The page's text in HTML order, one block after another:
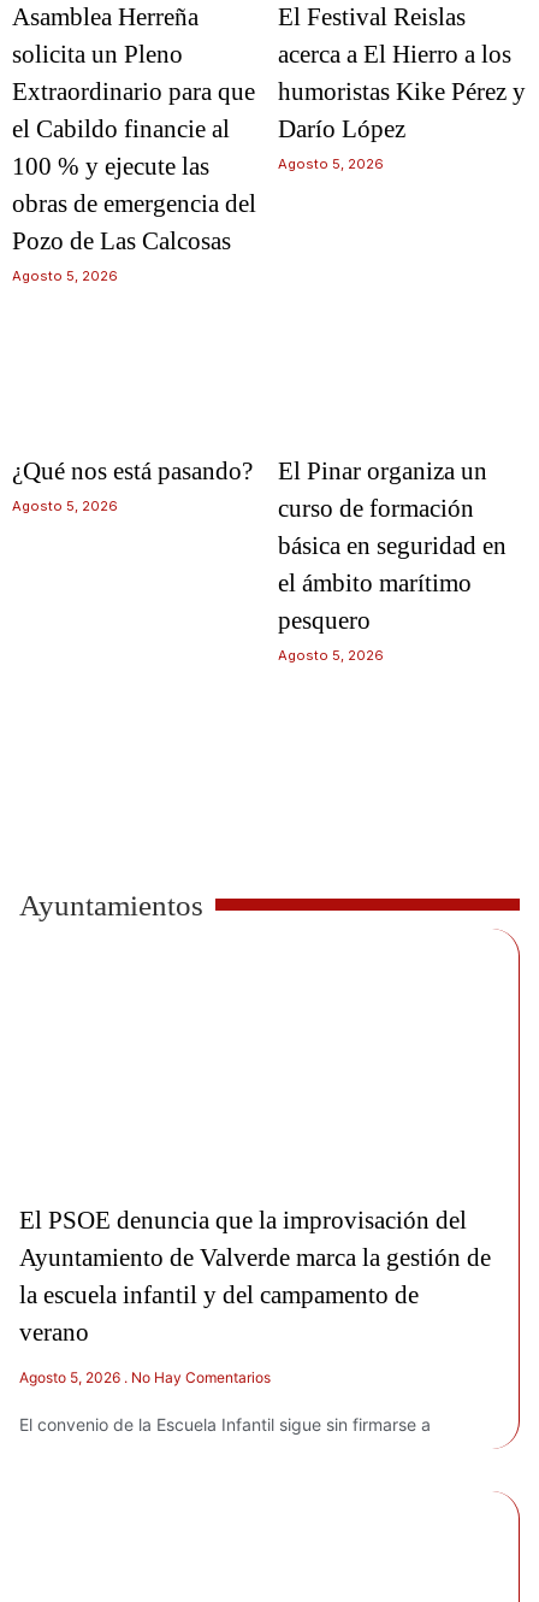
Asamblea Herreña
solicita un Pleno
Extraordinario para que
el Cabildo financie al
100 % y ejecute las
obras de emergencia del
Pozo de Las Calcosas
Agosto 5, 2026
El Festival Reislas
acerca a El Hierro a los
humoristas Kike Pérez y
Darío López
Agosto 5, 2026
¿Qué nos está pasando?
Agosto 5, 2026
El Pinar organiza un
curso de formación
básica en seguridad en
el ámbito marítimo
pesquero
Agosto 5, 2026
Ayuntamientos
El PSOE denuncia que la improvisación del
Ayuntamiento de Valverde marca la gestión de
la escuela infantil y del campamento de
verano
Agosto 5, 2026 No Hay Comentarios
El convenio de la Escuela Infantil sigue sin firmarse a